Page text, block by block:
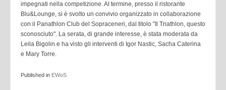
impegnati nella competizione. Al termine, presso il ristorante
Blu&Lounge, si è svolto un convivio organizzato in collaborazione
con il Panathlon Club del Sopraceneri, dal titolo "Il Triathlon, questo
sconosciuto". La serata, di grande interesse, è stata moderata da
Leila Bigolin e ha visto gli interventi di Igor Nastic, Sacha Caterina
e Mary Torre.
Published in EWoS